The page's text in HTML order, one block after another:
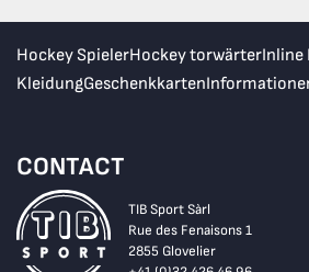
Hockey SpielerHockey torwärterInline
KleidungGeschenkkarten
CONTACT
TIB Sport Sàrl
Rue des Fenaisons 1
2855 Glovelier